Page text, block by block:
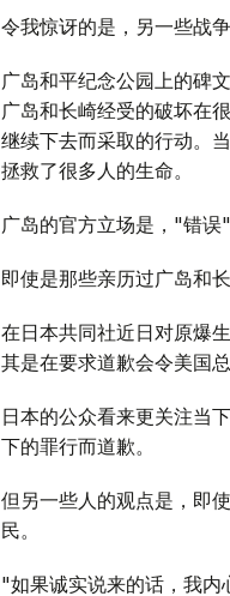
令我惊讶的是，另一些战
广岛和平纪念公园上的碑
广岛和长崎经受的破坏在
继续下去而采取的行动。
拯救了很多人的生命。
广岛的官方立场是，"错误
即使是那些亲历过广岛和
在日本共同社近日对原爆
其是在要求道歉会令美国
日本的公众看来更关注当
下的罪行而道歉。
但另一些人的观点是，即
民。
"如果诚实说来的话，我内